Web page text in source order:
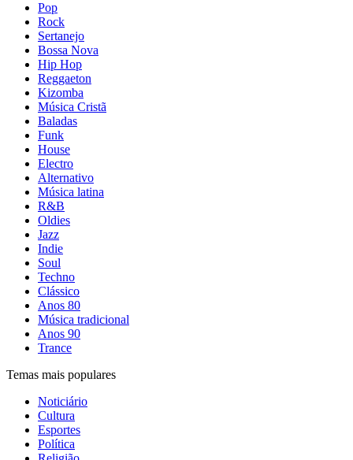
Pop
Rock
Sertanejo
Bossa Nova
Hip Hop
Reggaeton
Kizomba
Música Cristã
Baladas
Funk
House
Electro
Alternativo
Música latina
R&B
Oldies
Jazz
Indie
Soul
Techno
Clássico
Anos 80
Música tradicional
Anos 90
Trance
Temas mais populares
Noticiário
Cultura
Esportes
Política